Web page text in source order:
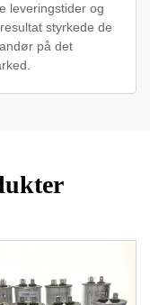
leveringstider og
styrkede de
på det